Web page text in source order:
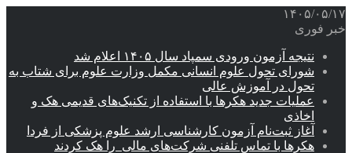
۱۴۰۵/۰۵/۱۷
خبر فوری
نتیجه آزمون ورودی سمپاد سال ۱۴۰۵ اعلام شد
شورای تحول علوم انسانی مکمل وزارت علوم برای شتاب به
تحول در آموزش عالی
عملیات جدید هکرها با استفاده از تکنیک‌های قدیمی هک و
اخاذی
آغاز ثبت‌نام‌ آزمون کارشناسی ارشد علوم پزشکی از فردا
هکرها با تماس تلفنی شرکت‌های مالی را هک کردند